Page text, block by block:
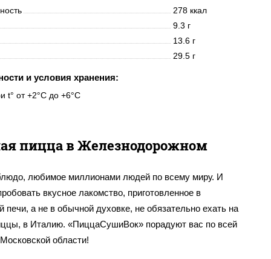
278 ккал
9.3 г
13.6 г
29.5 г
и условия хранения:
t° от +2°C до +6°C
пицца в Железнодорожном
любимое миллионами людей по всему миру. И
вкусное лакомство, приготовленное в
печи, а не в обычной духовке, не обязательно ехать на
в Италию. «ПиццаСушиВок» порадуют вас по всей
области!